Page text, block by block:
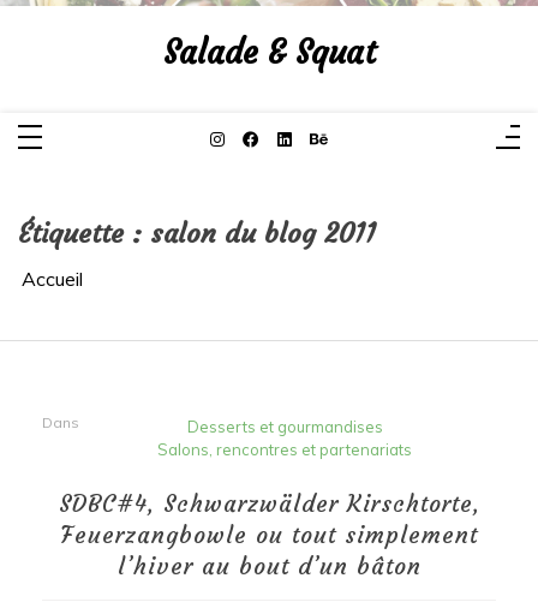
Aller
Salade & Squat
Étiquette : salon du blog 2011
Accueil
Dans
Desserts et gourmandises
Salons, rencontres et partenariats
SDBC#4, Schwarzwälder Kirschtorte,
Feuerzangbowle ou tout simplement
l’hiver au bout d’un bâton